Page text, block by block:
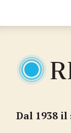
Dal 1938